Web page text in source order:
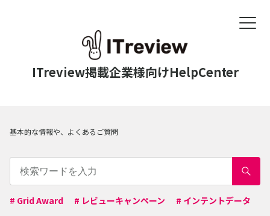
ITreview掲載企業様向けHelpCenter
基本的な情報や、よくあるご質問
# Grid Award # レビューキャンペーン
# インテントデータ